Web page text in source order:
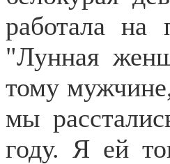
работала на
"Лунная
тому
мы
году. Я ей